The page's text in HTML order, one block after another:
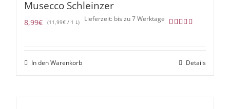
Musecco Schleinzer
8,99€ (11,99€/ 1 L) Lieferzeit: bis zu 7 Werktage
In den Warenkorb Details